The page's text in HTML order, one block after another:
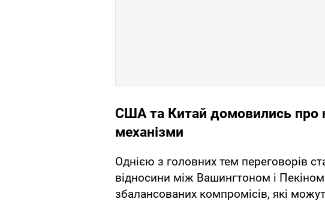
США та Китай домовились про
механізми
Однією з головних тем переговорів
відносини між Вашингтоном і
збалансованих компромісів, які